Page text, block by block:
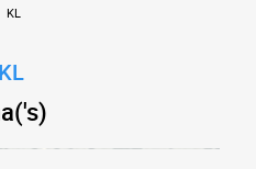
KL
KL